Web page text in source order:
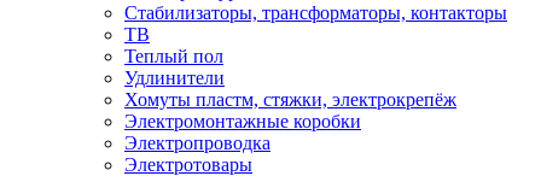
Стабилизаторы, трансформаторы, контакторы
ТВ
Теплый пол
Удлинители
Хомуты пластм, стяжки, электрокрепёж
Электромонтажные коробки
Электропроводка
Электротовары